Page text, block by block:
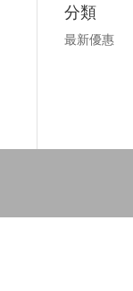
分類
最新優惠